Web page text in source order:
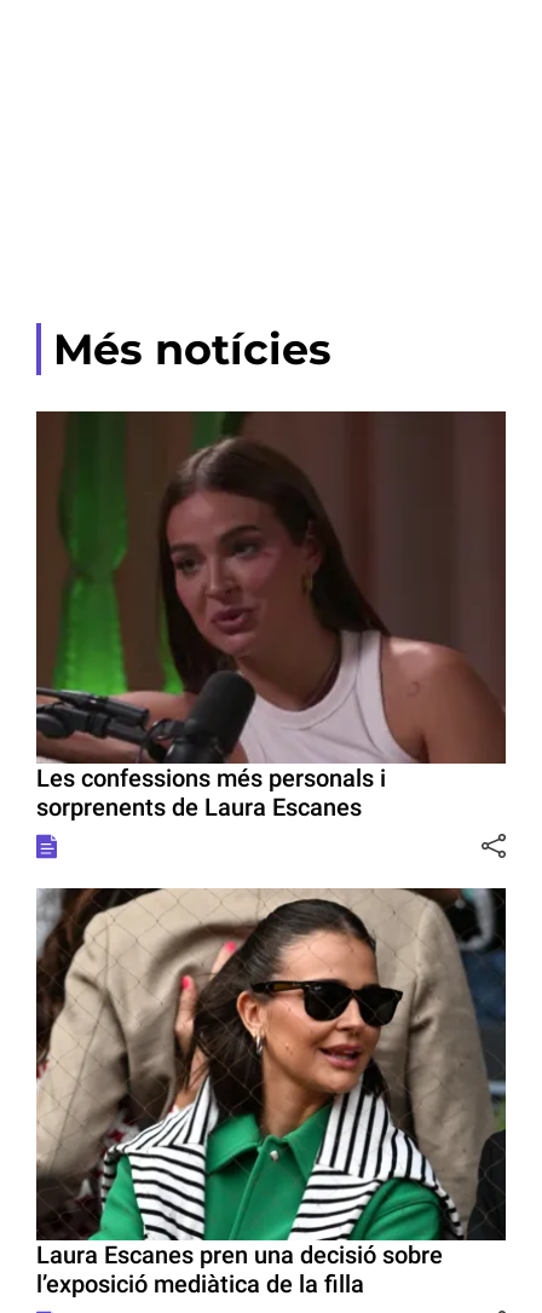
Més notícies
Les confessions més personals i
sorprenents de Laura Escanes
Laura Escanes pren una decisió sobre
l’exposició mediàtica de la filla